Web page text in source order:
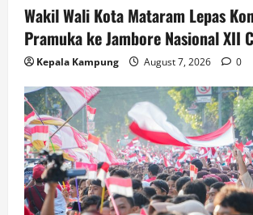
Wakil Wali Kota Mataram Lepas
Pramuka ke Jambore Nasional XII
Kepala Kampung August 7, 2026 0